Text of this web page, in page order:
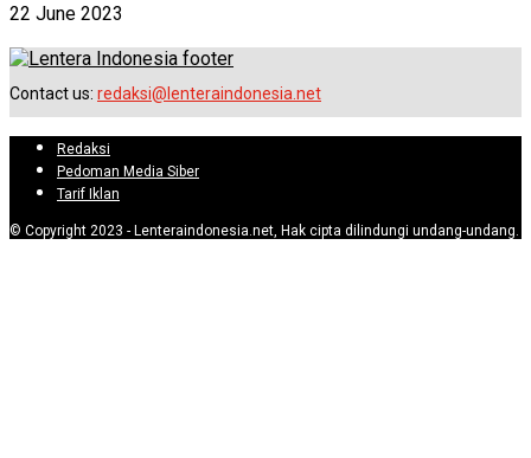
22 June 2023
Contact us: redaksi@lenteraindonesia.net
Redaksi
Pedoman Media Siber
Tarif Iklan
© Copyright 2023 - Lenteraindonesia.net, Hak cipta dilindungi undang-undang.